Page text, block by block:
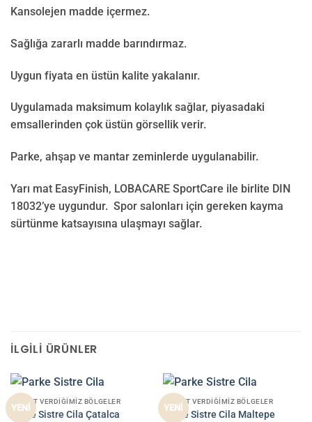
Kansolejen madde içermez.
Sağlığa zararlı madde barındırmaz.
Uygun fiyata en üstün kalite yakalanır.
Uygulamada maksimum kolaylık sağlar, piyasadaki
emsallerinden çok üstün görsellik verir.
Parke, ahşap ve mantar zeminlerde uygulanabilir.
Yarı mat EasyFinish, LOBACARE SportCare ile birlite DIN
18032’ye uygundur. Spor salonları için gereken kayma
sürtünme katsayısına ulaşmayı sağlar.
İLGILI ÜRÜNLER
YENİ
HIZMET VERDIĞIMIZ BÖLGELER
Parke Sistre Cila Çatalca
YENİ
HIZMET VERDIĞIMIZ BÖLGELER
Parke Sistre Cila Maltepe